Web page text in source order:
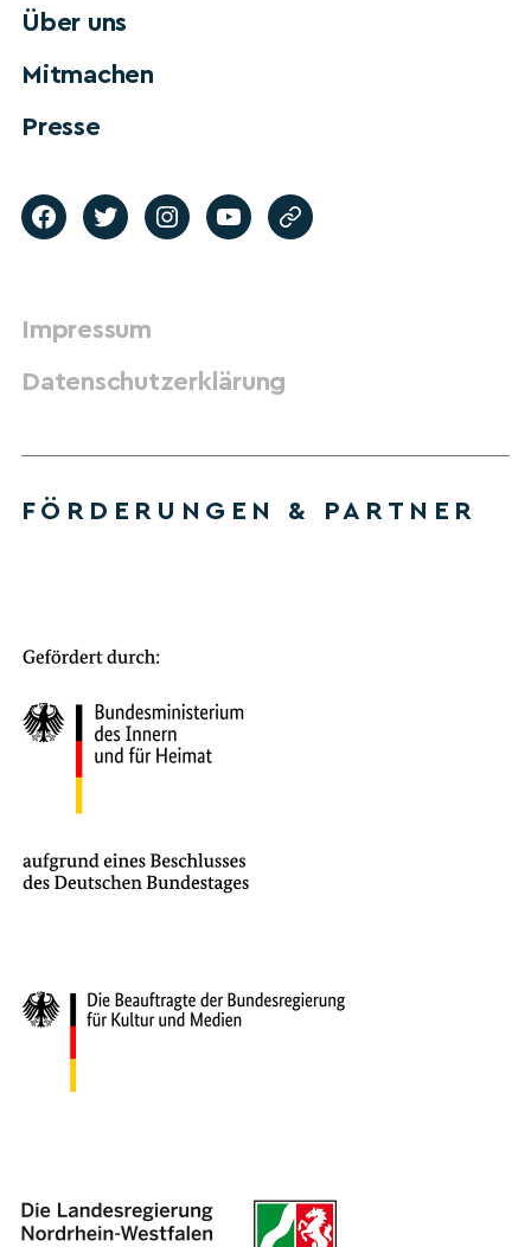
Über uns
Mitmachen
Presse
Impressum
Datenschutzerklärung
FÖRDERUNGEN & PARTNER